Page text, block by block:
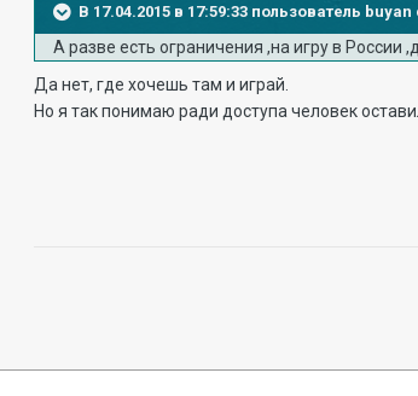
В 17.04.2015 в 17:59:33 пользователь buyan
А разве есть ограничения ,на игру в России
Да нет, где хочешь там и играй.
Но я так понимаю ради доступа человек